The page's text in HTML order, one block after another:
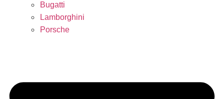
Bugatti
Lamborghini
Porsche